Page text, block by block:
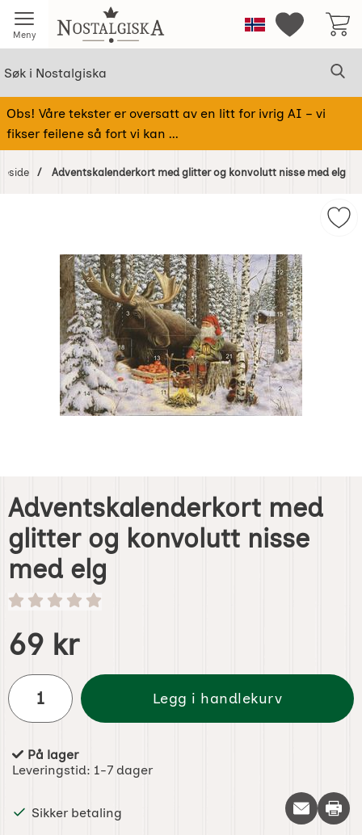
Meny Startsiden for NostalgiskaNorge Mine
Obs! Våre tekster er oversatt av en litt for ivrig AI – vi
fikser feilene så fort vi kan ...
Adventskalenderkort med glitter og konvolutt nisse med elg
Adventskalenderkort med
glitter og konvolutt nisse
med elg
Handle dette produktet, Adventskalenderkort med glitter
pris
69 kr
antall
Legg i handlekurv
Produkttilgjengelighet:
På lager
Leveringstid: 1-7 dager
Sikker betaling Skriv